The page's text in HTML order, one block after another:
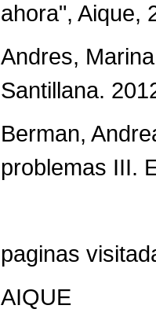
ahora", Aique,
Andres,
Santillana.
Berman,
problemas III.
paginas
AIQUE